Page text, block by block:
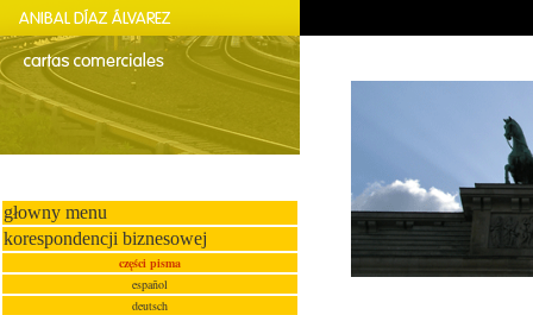
głowny menu
korespondencji biznesowej
części pisma
español
deutsch